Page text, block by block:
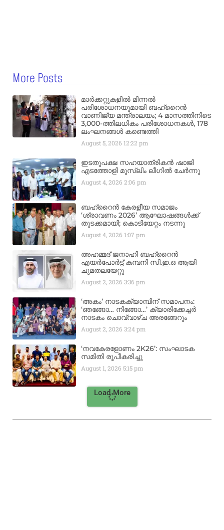
More Posts
മാർക്കറ്റുകളിൽ മിന്നൽ
പരിശോധനയുമായി ബഹ്‌റൈൻ
വാണിജ്യ മന്ത്രാലയം; 4 മാസത്തിനിടെ
3,000-ത്തിലധികം പരിശോധനകൾ, 178
ലംഘനങ്ങൾ കണ്ടെത്തി
August 5, 2026 12:22 pm
ഇടതുപക്ഷ സഹയാത്രികൻ ഷാജി
എടത്തോളി മുസ്‌ലിം ലീഗിൽ ചേർന്നു
August 4, 20262:06 pm
ബഹ്‌റൈൻ കേരളീയ സമാജം
‘ശ്രാവണം 2026’ ആഘോഷങ്ങൾക്ക്
തുടക്കമായി; കൊടിയേറ്റം നടന്നു
August 4, 2026 1:07 pm
അഹമ്മദ് ജനാഹി ബഹ്‌റൈൻ
എയർപോർട്ട് കമ്പനി സി.ഇ.ഒ ആയി
ചുമതലയേറ്റു
August 2, 20263:36 pm
‘അകം’ നാടകക്യാമ്പിന് സമാപനം:
‘ഞങ്ങോ… നിങ്ങോ…’ ക്യാരിക്കേച്ചർ
നാടകം ചൊവ്വാഴ്ച അരങ്ങേറും
August 2, 20263:24 pm
‘നവകേരളോണം 2K26’: സംഘാടക
സമിതി രൂപീകരിച്ചു
August 1, 20265:15 pm
Load More